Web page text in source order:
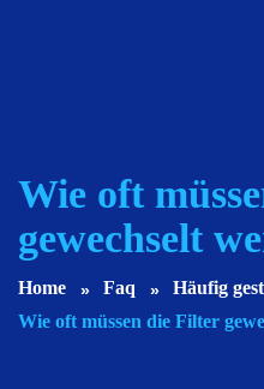
Wie oft
gewechselt
Home Faq
Häufig
Wie oft müssen die Filter